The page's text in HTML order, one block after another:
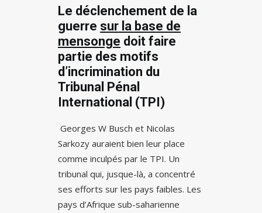
Le déclenchement de la
guerre sur la base de
mensonge doit faire
partie des motifs
d’incrimination du
Tribunal Pénal
International (TPI)
Georges W Busch et Nicolas
Sarkozy auraient bien leur place
comme inculpés par le TPI. Un
tribunal qui, jusque-là, a concentré
ses efforts sur les pays faibles. Les
pays d’Afrique sub-saharienne